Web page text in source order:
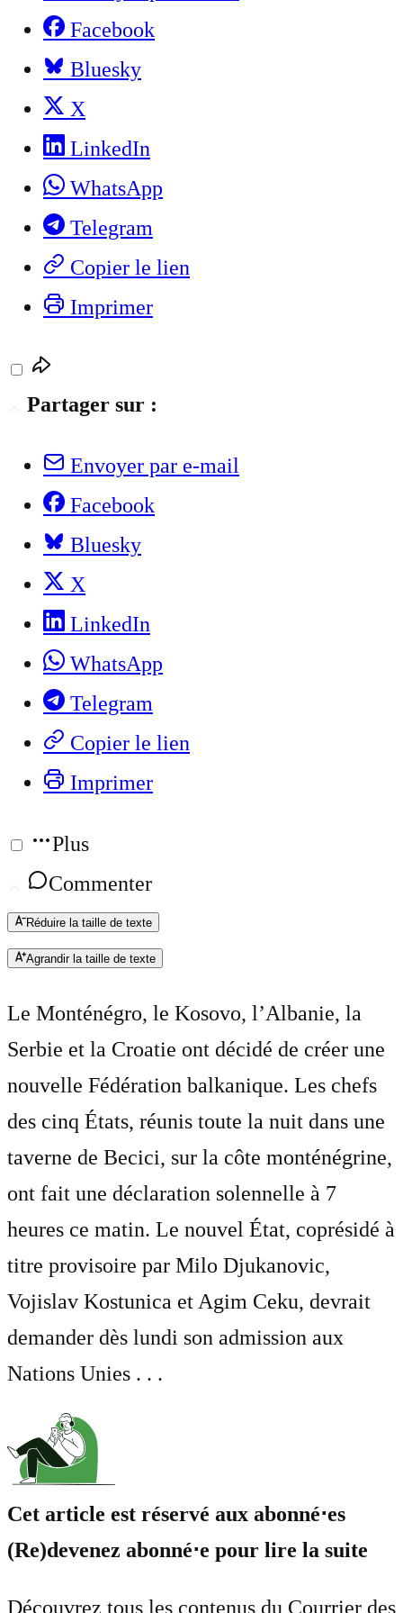
Facebook
Bluesky
X
LinkedIn
WhatsApp
Telegram
Copier le lien
Imprimer
Partager sur :
Envoyer par e-mail
Facebook
Bluesky
X
LinkedIn
WhatsApp
Telegram
Copier le lien
Imprimer
Plus
Commenter
Réduire la taille de texte
Agrandir la taille de texte
Le Monténégro, le Kosovo, l’Albanie, la
Serbie et la Croatie ont décidé de créer une
nouvelle Fédération balkanique. Les chefs
des cinq États, réunis toute la nuit dans une
taverne de Becici, sur la côte monténégrine,
ont fait une déclaration solennelle à 7
heures ce matin. Le nouvel État, coprésidé à
titre provisoire par Milo Djukanovic,
Vojislav Kostunica et Agim Ceku, devrait
demander dès lundi son admission aux
Nations Unies . . .
Cet article est réservé aux abonné⋅es
(Re)devenez abonné⋅e pour lire la suite
Découvrez tous les contenus du Courrier des